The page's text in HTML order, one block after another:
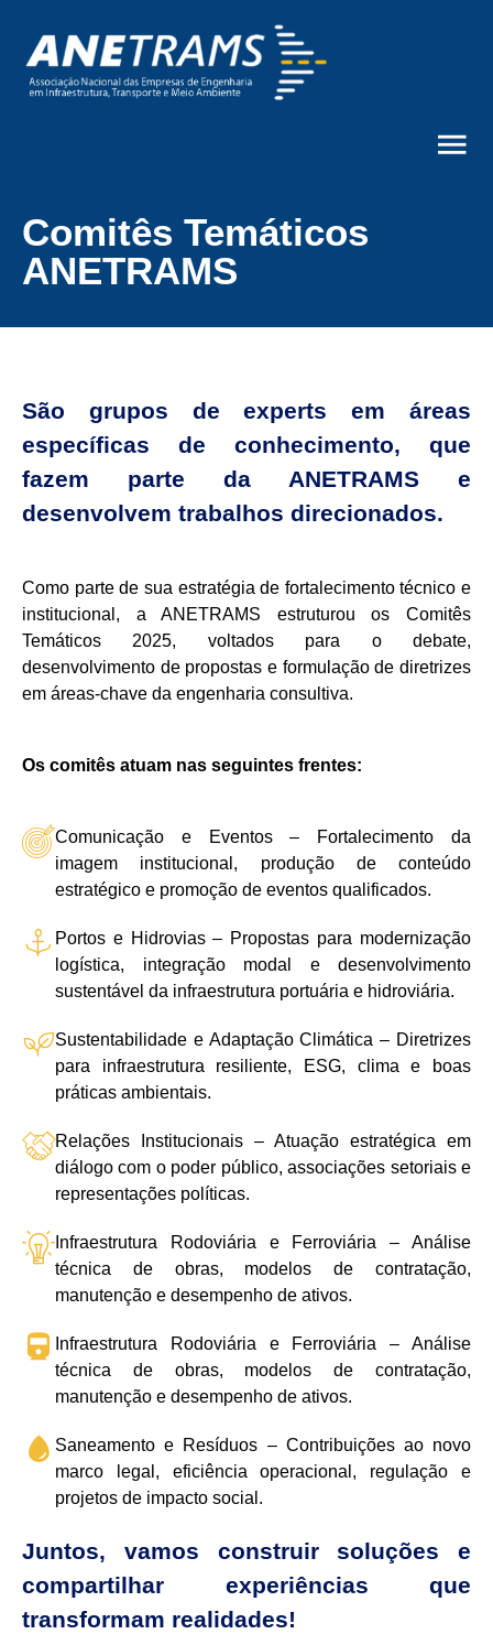
Comitês Temáticos
ANETRAMS
São grupos de experts em áreas
específicas de conhecimento, que
fazem parte da ANETRAMS e
desenvolvem trabalhos direcionados.
Como parte de sua estratégia de fortalecimento técnico e
institucional, a ANETRAMS estruturou os Comitês
Temáticos 2025, voltados para o debate,
desenvolvimento de propostas e formulação de diretrizes
em áreas-chave da engenharia consultiva.
Os comitês atuam nas seguintes frentes:
Comunicação e Eventos – Fortalecimento da
imagem institucional, produção de conteúdo
estratégico e promoção de eventos qualificados.
Portos e Hidrovias – Propostas para modernização
logística, integração modal e desenvolvimento
sustentável da infraestrutura portuária e hidroviária.
Sustentabilidade e Adaptação Climática – Diretrizes
para infraestrutura resiliente, ESG, clima e boas
práticas ambientais.
Relações Institucionais – Atuação estratégica em
diálogo com o poder público, associações setoriais e
representações políticas.
Infraestrutura Rodoviária e Ferroviária – Análise
técnica de obras, modelos de contratação,
manutenção e desempenho de ativos.
Infraestrutura Rodoviária e Ferroviária – Análise
técnica de obras, modelos de contratação,
manutenção e desempenho de ativos.
Saneamento e Resíduos – Contribuições ao novo
marco legal, eficiência operacional, regulação e
projetos de impacto social.
Juntos, vamos construir soluções e
compartilhar experiências que
transformam realidades!